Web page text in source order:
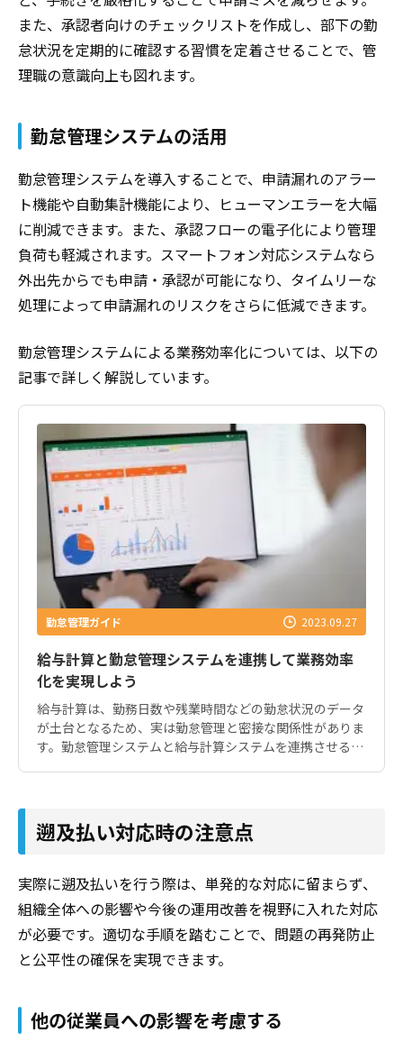
また、承認者向けのチェックリストを作成し、部下の勤
怠状況を定期的に確認する習慣を定着させることで、管
理職の意識向上も図れます。
勤怠管理システムの活用
勤怠管理システムを導入することで、申請漏れのアラー
ト機能や自動集計機能により、ヒューマンエラーを大幅
に削減できます。また、承認フローの電子化により管理
負荷も軽減されます。スマートフォン対応システムなら
外出先からでも申請・承認が可能になり、タイムリーな
処理によって申請漏れのリスクをさらに低減できます。
勤怠管理システムによる業務効率化については、以下の
記事で詳しく解説しています。
勤怠管理ガイド 2023.09.27
給与計算と勤怠管理システムを連携して業務効率
化を実現しよう
給与計算は、勤務日数や残業時間などの勤怠状況のデータ
が土台となるため、実は勤怠管理と密接な関係性がありま
す。勤怠管理システムと給与計算システムを連携させるこ
ット、そして自社に適した勤怠管理システムの選び方を紹
介します。勤怠管理や給与管理の業務効率化の方法を模索
テムの違いについて詳しく知りたい方は以下をご覧くださ
い。 【資料ダウンロード】高いシステムと安いシステム
はどう違うの？
遡及払い対応時の注意点
実際に遡及払いを行う際は、単発的な対応に留まらず、
組織全体への影響や今後の運用改善を視野に入れた対応
が必要です。適切な手順を踏むことで、問題の再発防止
と公平性の確保を実現できます。
他の従業員への影響を考慮する